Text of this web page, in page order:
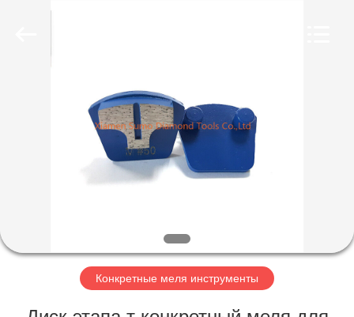
ПРОДУКТЫ
ПУТЕШЕСТВИЕ
ФАБРИКИКонкретные меля инструменты